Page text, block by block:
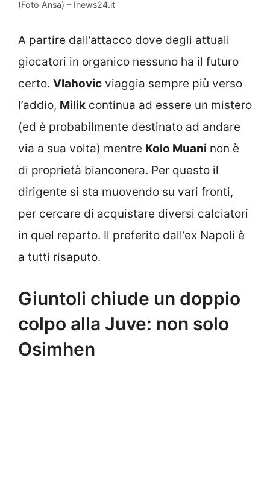
(Foto Ansa) – Inews24.it
A partire dall’attacco dove degli attuali
giocatori in organico nessuno ha il futuro
certo. Vlahovic viaggia sempre più verso
l’addio, Milik continua ad essere un mistero
(ed è probabilmente destinato ad andare
via a sua volta) mentre Kolo Muani non è
di proprietà bianconera. Per questo il
dirigente si sta muovendo su vari fronti,
per cercare di acquistare diversi calciatori
in quel reparto. Il preferito dall’ex Napoli è
a tutti risaputo.
Giuntoli chiude un doppio
colpo alla Juve: non solo
Osimhen